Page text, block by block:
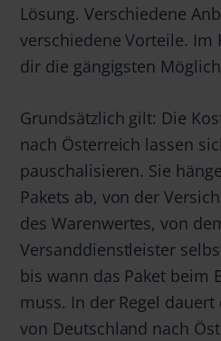
Lösung. Verschiedene
verschiedene Vorteile. Im
dir die gängigsten
Grundsätzlich gilt: Die
nach Österreich lassen
pauschalisieren. Sie
Pakets ab, von der
des Warenwertes, von
Versanddienstleister
bis wann das Paket beim
muss. In der Regel
von Deutschland nach